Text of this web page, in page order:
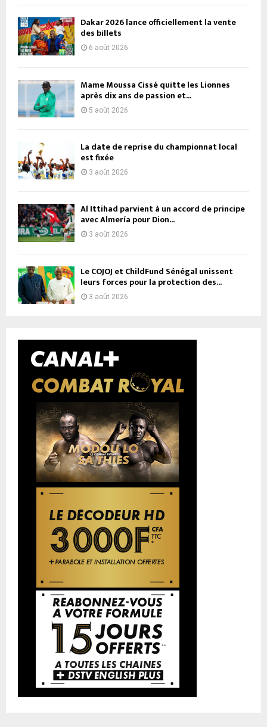
Dakar 2026 lance officiellement la vente
des billets
6 août 2026
Mame Moussa Cissé quitte les Lionnes
après dix ans de passion et...
5 août 2026
La date de reprise du championnat local
est fixée
3 août 2026
Al Ittihad parvient à un accord de principe
avec Almería pour Dion...
3 août 2026
Le COJOJ et ChildFund Sénégal unissent
leurs forces pour la protection des...
3 août 2026